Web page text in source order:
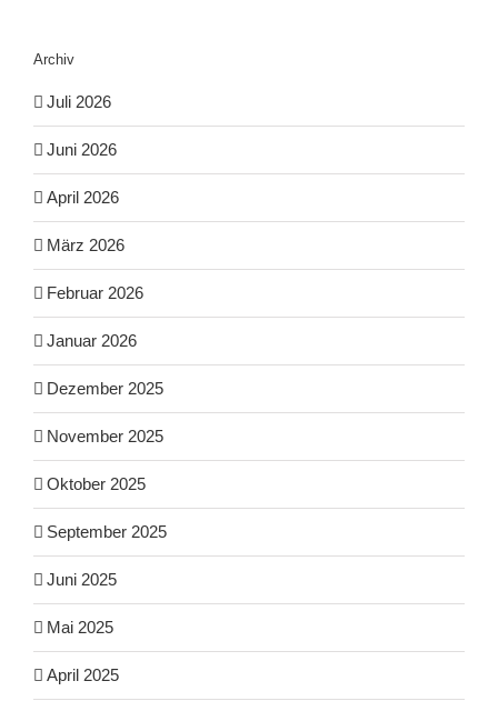
Archiv
Juli 2026
Juni 2026
April 2026
März 2026
Februar 2026
Januar 2026
Dezember 2025
November 2025
Oktober 2025
September 2025
Juni 2025
Mai 2025
April 2025